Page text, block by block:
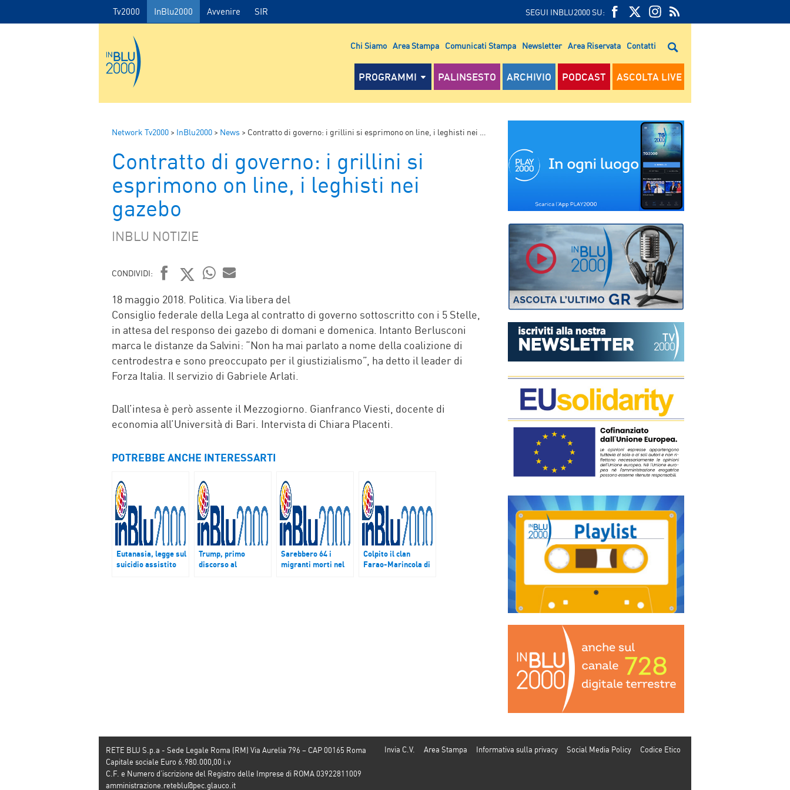
Tv2000 InBlu2000 Avvenire SIR SEGUI INBLU2000 SU:
FEED
RSS
RSS
Chi Siamo Area Stampa Comunicati Stampa Newsletter Area Riservata Contatti
PROGRAMMI PALINSESTO ARCHIVIO PODCAST ASCOLTA LIVE
Network Tv2000 > InBlu2000 > News > Contratto di governo: i grillini si esprimono on line, i leghisti nei gazebo
Contratto di governo: i grillini si
esprimono on line, i leghisti nei
gazebo
INBLU NOTIZIE
CONDIVIDI:
FACEBOOK
TWITTER
WHATSAPP
MAIL
18 maggio 2018. Politica. Via libera del
Consiglio federale della Lega al contratto di governo sottoscritto con i 5 Stelle,
in attesa del responso dei gazebo di domani e domenica. Intanto Berlusconi
marca le distanze da Salvini: “Non ha mai parlato a nome della coalizione di
centrodestra e sono preoccupato per il giustizialismo”, ha detto il leader di
Forza Italia. Il servizio di Gabriele Arlati.
Dall’intesa è però assente il Mezzogiorno. Gianfranco Viesti, docente di
economia all’Università di Bari. Intervista di Chiara Placenti.
POTREBBE ANCHE INTERESSARTI
Eutanasia, legge sul
suicidio assistito
Trump, primo
discorso al
Sarebbero 64 i
migranti morti nel
Colpito il clan
Farao-Marincola di
Invia C.V. Area Stampa Informativa sulla privacy Social Media Policy Codice Etico
RETE BLU S.p.a - Sede Legale Roma (RM) Via Aurelia 796 – CAP 00165 Roma
Capitale sociale Euro 6.980.000,00 i.v
C.F. e Numero d’iscrizione del Registro delle Imprese di ROMA 03922811009
amministrazione.reteblu@pec.glauco.it